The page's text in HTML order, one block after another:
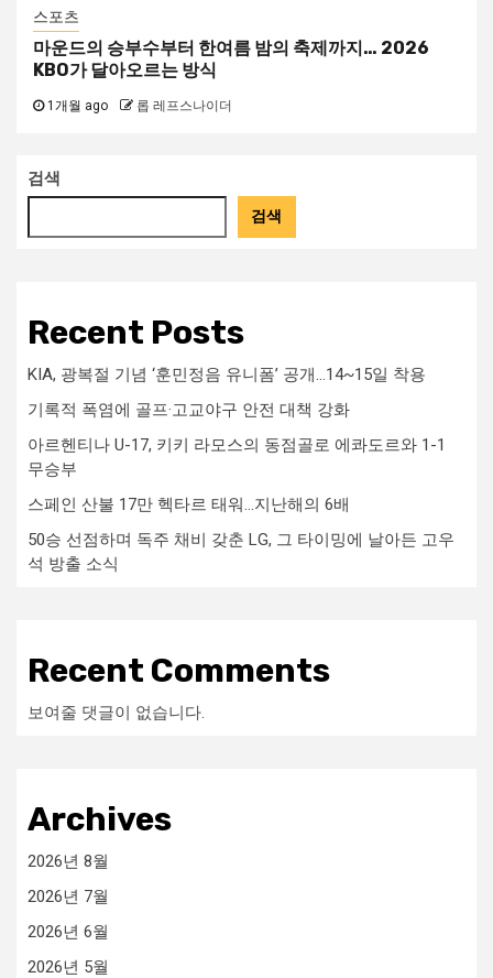
스포츠
마운드의 승부수부터 한여름 밤의 축제까지… 2026
KBO가 달아오르는 방식
1개월 ago 롭 레프스나이더
검색
검색
Recent Posts
KIA, 광복절 기념 ‘훈민정음 유니폼’ 공개…14~15일 착용
기록적 폭염에 골프·고교야구 안전 대책 강화
아르헨티나 U-17, 키키 라모스의 동점골로 에콰도르와 1-1
무승부
스페인 산불 17만 헥타르 태워…지난해의 6배
50승 선점하며 독주 채비 갖춘 LG, 그 타이밍에 날아든 고우
석 방출 소식
Recent Comments
보여줄 댓글이 없습니다.
Archives
2026년 8월
2026년 7월
2026년 6월
2026년 5월